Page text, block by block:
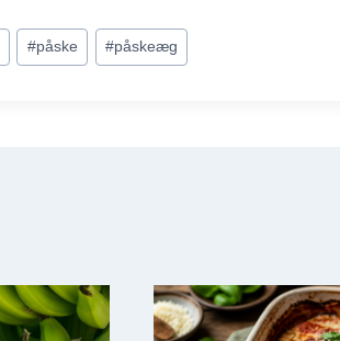
#påske #påskeæg